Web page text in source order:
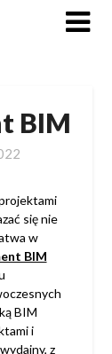
BIM
się nie
w
BIM
BIM
i
z